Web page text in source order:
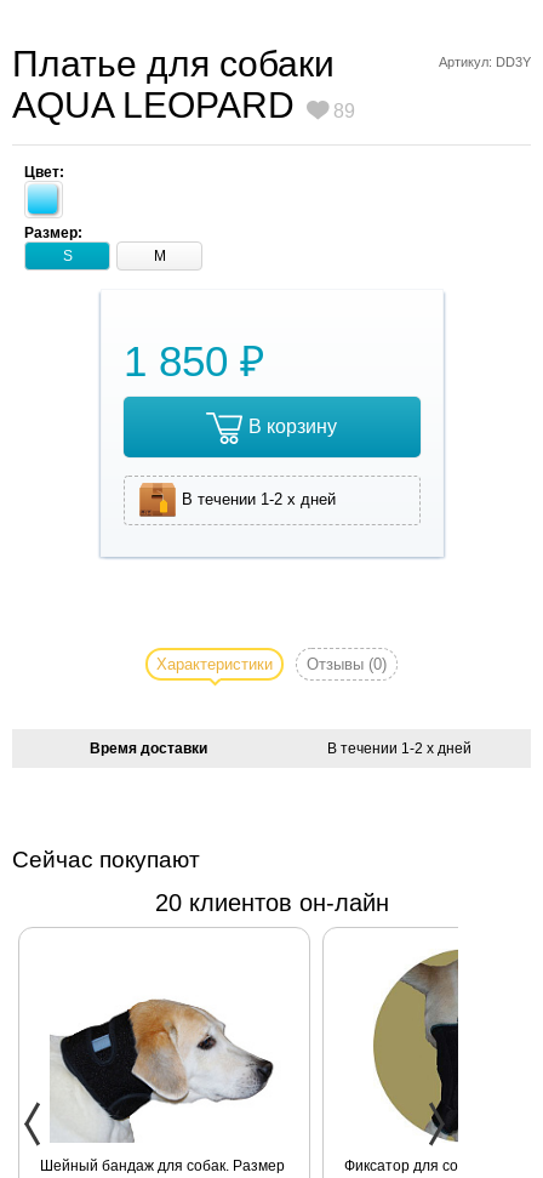
Артикул: DD3Y
Платье для собаки
AQUA LEOPARD
89
Цвет:
Размер:
S
M
1 850 ₽
В корзину
В течении 1-2 х дней
LEOPARD:
, юбка из
шифона и
платья
девушек,
любят быть в
центре
внимания.
Характеристики Отзывы (0)
Время доставки В течении 1-2 х дней
Сейчас покупают
20 клиентов он-лайн
Фиксатор для собак на колено
Консервы с говядиной и